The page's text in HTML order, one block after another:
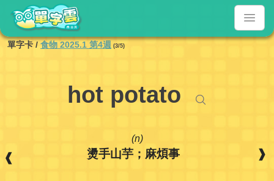
單字卡 / 食物 2025.1 第4週 (3/5)
hot potato
(n)
❰ 燙手山芋；麻煩事 ❱